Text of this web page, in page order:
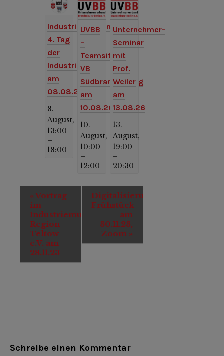
Industriemuseum:
4. Tag
der
Industriekultur
am
08.08.26
8.
August,
13:00
–
18:00
UVBB
–
Teamsitzung
VB
Südbrandenburg
am
10.08.26
10.
August,
10:00
–
12:00
Unternehmer-
Seminar
mit
Prof.
Weiler
am
13.08.26
13.
August,
19:00
–
20:30
Veranstaltung-
Navigation
«Vortrag
im
Industriemuseum
Region
Teltow
e.V. am
28.11.23
Digitalisierungs-
Frühstück
am
30.11.23,
Zoom »
Schreibe einen Kommentar